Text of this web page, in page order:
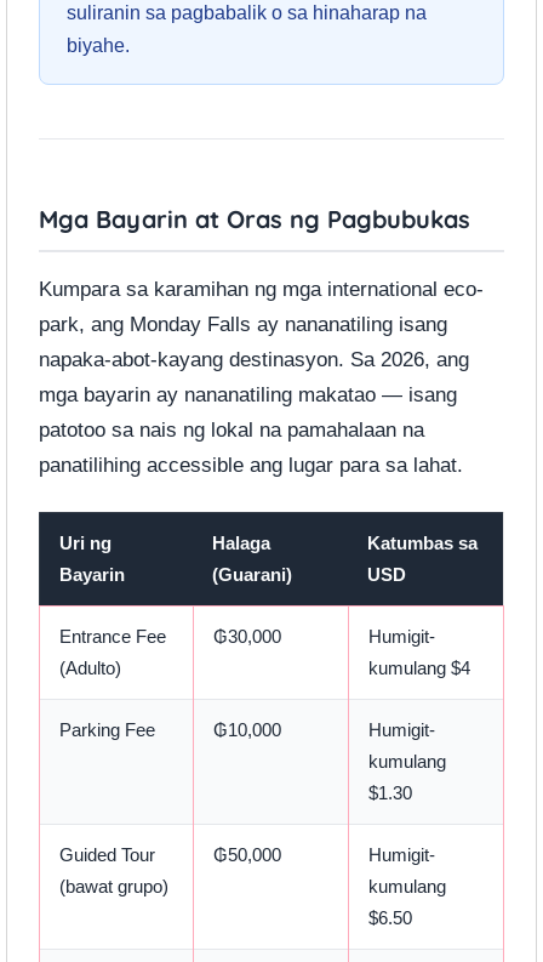
suliranin sa pagbabalik o sa hinaharap na
biyahe.
Mga Bayarin at Oras ng Pagbubukas
Kumpara sa karamihan ng mga international eco-
park, ang Monday Falls ay nananatiling isang
napaka-abot-kayang destinasyon. Sa 2026, ang
mga bayarin ay nananatiling makatao — isang
patotoo sa nais ng lokal na pamahalaan na
panatilihing accessible ang lugar para sa lahat.
Uri ng
Bayarin
Halaga
(Guarani)
Katumbas sa
USD
Entrance Fee
(Adulto)
₲30,000
Humigit-
kumulang $4
Parking Fee ₲10,000
Humigit-
kumulang
$1.30
Guided Tour
(bawat grupo)
₲50,000
Humigit-
kumulang
$6.50